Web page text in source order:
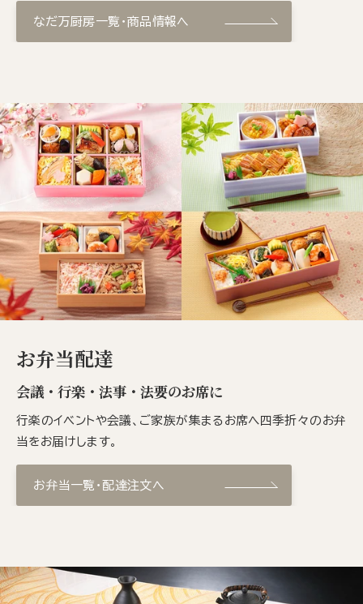
なだ万厨房一覧・商品情報へ
お弁当配達
会議・行楽・法事・法要のお席に
行楽のイベントや会議、ご家族が集まるお席へ四季折々のお弁
当をお届けします。
お弁当一覧・配達注文へ